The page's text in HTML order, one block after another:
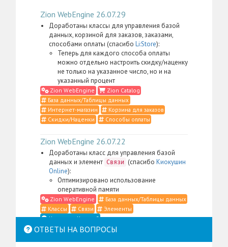
Zion WebEngine 26.07.29
Доработаны классы для управления базой
данных, корзиной для заказов, заказами,
способами оплаты (спасибо Li:Store):
Теперь для каждого способа оплаты
можно отдельно настроить скидку/наценку
не только на указанное число, но и на
указанный процент
Zion WebEngine
Zion Catalog
База данных/Таблицы данных
Интернет-магазин
Корзина для заказов
Скидки/Наценки
Способы оплаты
Zion WebEngine 26.07.22
Доработаны класс для управления базой
данных и элемент Связи (спасибо Киокушин
Online):
Оптимизировано использование
оперативной памяти
Zion WebEngine
База данных/Таблицы данных
Классы
Связи
Элементы
Что такое Классы?
Zion WebEngine 26.07.21
ОТВЕТЫ НА ВОПРОСЫ